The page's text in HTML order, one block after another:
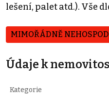
lešení, palet atd.). Vše
MIMOŘÁDNĚ
Údaje k
Kategorie